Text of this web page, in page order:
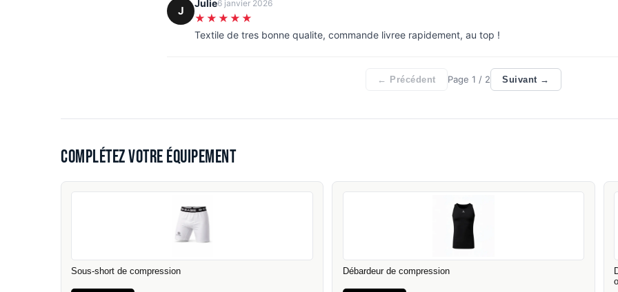
J
Julie6 janvier 2026
★★★★★
Textile de tres bonne qualite, commande livree rapidement, au top !
← Précédent Page1 / 2 Suivant →
Complétez votre équipement
Sous-short de compression Débardeur de compression